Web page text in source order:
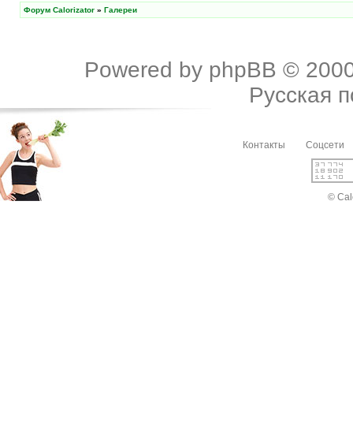
Форум Calorizator » Галереи
Powered by phpBB ©
Русская
Контакты Соцсети
©